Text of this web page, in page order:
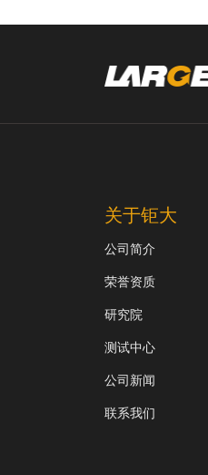
关于钜大
公司简介
荣誉资质
研究院
测试中心
公司新闻
联系我们